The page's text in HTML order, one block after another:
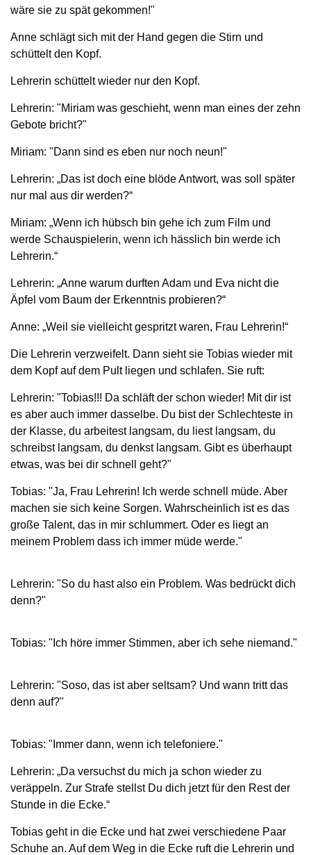
wäre sie zu spät gekommen!"
Anne schlägt sich mit der Hand gegen die Stirn und
schüttelt den Kopf.
Lehrerin schüttelt wieder nur den Kopf.
Lehrerin: "Miriam was geschieht, wenn man eines der zehn
Gebote bricht?"
Miriam: "Dann sind es eben nur noch neun!"
Lehrerin: „Das ist doch eine blöde Antwort, was soll später
nur mal aus dir werden?“
Miriam: „Wenn ich hübsch bin gehe ich zum Film und
werde Schauspielerin, wenn ich hässlich bin werde ich
Lehrerin.“
Lehrerin: „Anne warum durften Adam und Eva nicht die
Äpfel vom Baum der Erkenntnis probieren?“
Anne: „Weil sie vielleicht gespritzt waren, Frau Lehrerin!“
Die Lehrerin verzweifelt. Dann sieht sie Tobias wieder mit
dem Kopf auf dem Pult liegen und schlafen. Sie ruft:
Lehrerin: "Tobias!!! Da schläft der schon wieder! Mit dir ist
es aber auch immer dasselbe. Du bist der Schlechteste in
der Klasse, du arbeitest langsam, du liest langsam, du
schreibst langsam, du denkst langsam. Gibt es überhaupt
etwas, was bei dir schnell geht?"
Tobias: "Ja, Frau Lehrerin! Ich werde schnell müde. Aber
machen sie sich keine Sorgen. Wahrscheinlich ist es das
große Talent, das in mir schlummert. Oder es liegt an
meinem Problem dass ich immer müde werde."
Lehrerin: "So du hast also ein Problem. Was bedrückt dich
denn?"
Tobias: "Ich höre immer Stimmen, aber ich sehe niemand."
Lehrerin: "Soso, das ist aber seltsam? Und wann tritt das
denn auf?"
Tobias: "Immer dann, wenn ich telefoniere."
Lehrerin: „Da versuchst du mich ja schon wieder zu
veräppeln. Zur Strafe stellst Du dich jetzt für den Rest der
Stunde in die Ecke.“
Tobias geht in die Ecke und hat zwei verschiedene Paar
Schuhe an. Auf dem Weg in die Ecke ruft die Lehrerin und